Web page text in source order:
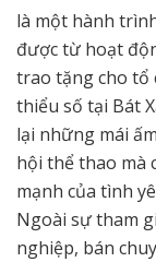
là một hành
được từ hoạt
trao tặng cho tổ
thiểu số tại Bát
lại những mái
hội thể thao mà
mạnh của tình
Ngoài sự tham
nghiệp, bán